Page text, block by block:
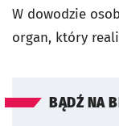
W dowodzie
organ, który
BĄDŹ NA